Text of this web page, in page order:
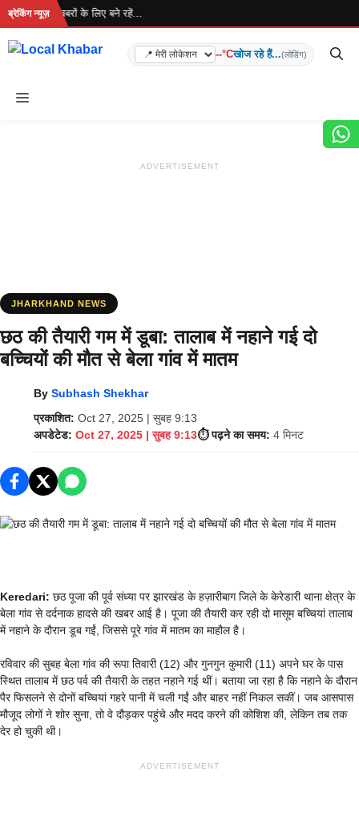
Skip
content
ब्रेकिंग न्यूज़
है... ताज़ा खबरों के लिए बने रहें...
--°Cखोज रहे हैं...(लोडिंग)
Menu
ADVERTISEMENT
JHARKHAND NEWS
छठ की तैयारी गम में डूबा: तालाब में नहाने गई दो
बच्चियों की मौत से बेला गांव में मातम
By Subhash Shekhar
प्रकाशित: Oct 27, 2025 | सुबह 9:13
अपडेटेड: Oct 27, 2025 | सुबह 9:13⏱️ पढ़ने का समय: 4 मिनट
Keredari: छठ पूजा की पूर्व संध्या पर झारखंड के हज़ारीबाग जिले के केरेडारी थाना क्षेत्र के
बेला गांव से दर्दनाक हादसे की खबर आई है। पूजा की तैयारी कर रही दो मासूम बच्चियां तालाब
में नहाने के दौरान डूब गईं, जिससे पूरे गांव में मातम का माहौल है।
रविवार की सुबह बेला गांव की रूपा तिवारी (12) और गुनगुन कुमारी (11) अपने घर के पास
स्थित तालाब में छठ पर्व की तैयारी के तहत नहाने गई थीं। बताया जा रहा है कि नहाने के दौरान
पैर फिसलने से दोनों बच्चियां गहरे पानी में चली गईं और बाहर नहीं निकल सकीं। जब आसपास
मौजूद लोगों ने शोर सुना, तो वे दौड़कर पहुंचे और मदद करने की कोशिश की, लेकिन तब तक
देर हो चुकी थी।
ADVERTISEMENT